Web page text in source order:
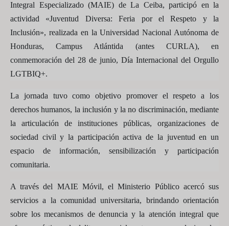
Integral Especializado (MAIE) de La Ceiba, participó en la
actividad «Juventud Diversa: Feria por el Respeto y la
Inclusión», realizada en la Universidad Nacional Autónoma de
Honduras, Campus Atlántida (antes CURLA), en
conmemoración del 28 de junio, Día Internacional del Orgullo
LGTBIQ+.
La jornada tuvo como objetivo promover el respeto a los
derechos humanos, la inclusión y la no discriminación, mediante
la articulación de instituciones públicas, organizaciones de
sociedad civil y la participación activa de la juventud en un
espacio de información, sensibilización y participación
comunitaria.
A través del MAIE Móvil, el Ministerio Público acercó sus
servicios a la comunidad universitaria, brindando orientación
sobre los mecanismos de denuncia y la atención integral que